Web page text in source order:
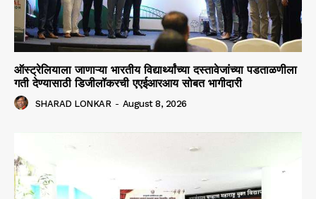
ऑस्ट्रेलियाला जाणाऱ्या भारतीय विद्यार्थ्यांच्या दस्तावेजांच्या पडताळणीला
गती देण्यासाठी डिजीलॉकरची एएईआरआय सोबत भागीदारी
SHARAD LONKAR - August 8, 2026